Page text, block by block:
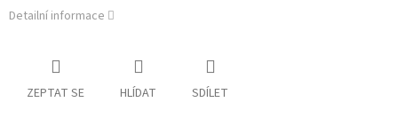
Detailní informace
ZEPTAT SE HLÍDAT SDÍLET